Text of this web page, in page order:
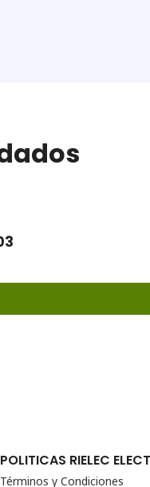
POLITICAS RIELEC
Términos y Condiciones